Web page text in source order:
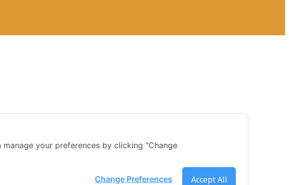
your preferences by clicking "Change
Accept All
Change Preferences